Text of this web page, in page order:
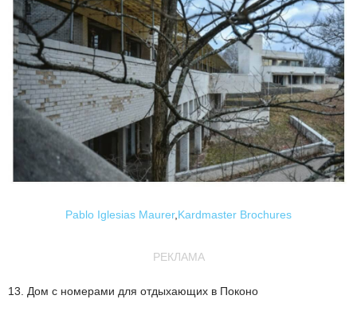
Pablo Iglesias Maurer, Kardmaster Brochures
РЕКЛАМА
13. Дом с номерами для отдыхающих в Поконо